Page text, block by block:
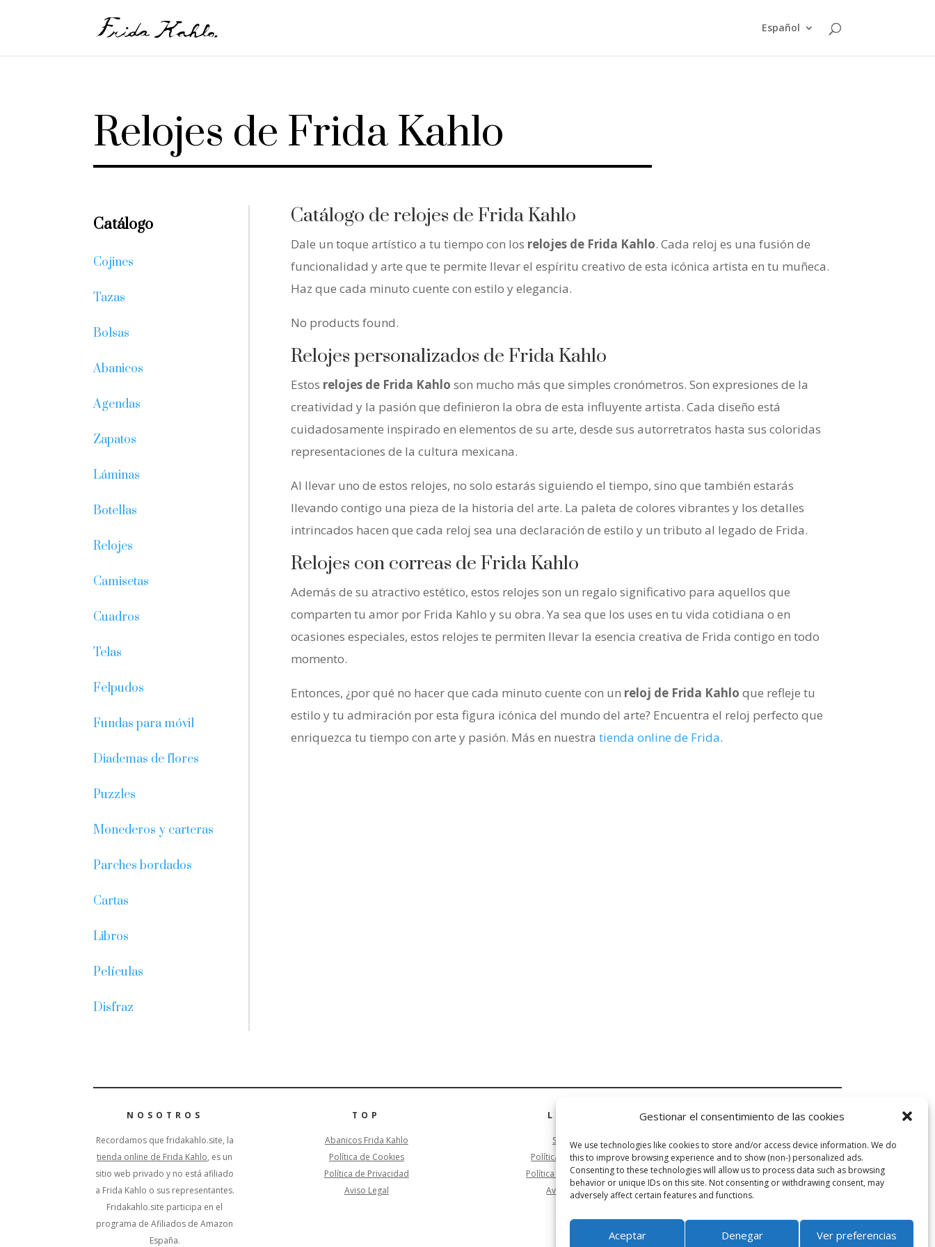
Gestionar el consentimiento de las cookies
We use technologies like cookies to store and/or access device information. We do
this to improve browsing experience and to show (non-) personalized ads.
Consenting to these technologies will allow us to process data such as browsing
behavior or unique IDs on this site. Not consenting or withdrawing consent, may
adversely affect certain features and functions.
Aceptar Denegar Ver preferencias
Español
Relojes de Frida Kahlo
Catálogo
Cojines
Tazas
Bolsas
Abanicos
Agendas
Zapatos
Láminas
Botellas
Relojes
Camisetas
Cuadros
Telas
Felpudos
Fundas para móvil
Diademas de flores
Puzzles
Monederos y carteras
Parches bordados
Cartas
Libros
Películas
Disfraz
Catálogo de relojes de Frida Kahlo
Dale un toque artístico a tu tiempo con los relojes de Frida Kahlo. Cada reloj es una fusión de
funcionalidad y arte que te permite llevar el espíritu creativo de esta icónica artista en tu muñeca.
Haz que cada minuto cuente con estilo y elegancia.
No products found.
Relojes personalizados de Frida Kahlo
Estos relojes de Frida Kahlo son mucho más que simples cronómetros. Son expresiones de la
creatividad y la pasión que definieron la obra de esta influyente artista. Cada diseño está
cuidadosamente inspirado en elementos de su arte, desde sus autorretratos hasta sus coloridas
representaciones de la cultura mexicana.
Al llevar uno de estos relojes, no solo estarás siguiendo el tiempo, sino que también estarás
llevando contigo una pieza de la historia del arte. La paleta de colores vibrantes y los detalles
intrincados hacen que cada reloj sea una declaración de estilo y un tributo al legado de Frida.
Relojes con correas de Frida Kahlo
Además de su atractivo estético, estos relojes son un regalo significativo para aquellos que
comparten tu amor por Frida Kahlo y su obra. Ya sea que los uses en tu vida cotidiana o en
ocasiones especiales, estos relojes te permiten llevar la esencia creativa de Frida contigo en todo
momento.
Entonces, ¿por qué no hacer que cada minuto cuente con un reloj de Frida Kahlo que refleje tu
estilo y tu admiración por esta figura icónica del mundo del arte? Encuentra el reloj perfecto que
enriquezca tu tiempo con arte y pasión. Más en nuestra tienda online de Frida.
NOSOTROS
Recordamos que fridakahlo.site, la
tienda online de Frida Kahlo, es un
sitio web privado y no está afiliado
a Frida Kahlo o sus representantes.
Fridakahlo.site participa en el
programa de Afiliados de Amazon
España.
TOP
Abanicos Frida Kahlo
Política de Cookies
Política de Privacidad
Aviso Legal
LINKS
Sitemap
Política de Cookies
Política de Privacidad
Aviso Legal
SOCIAL